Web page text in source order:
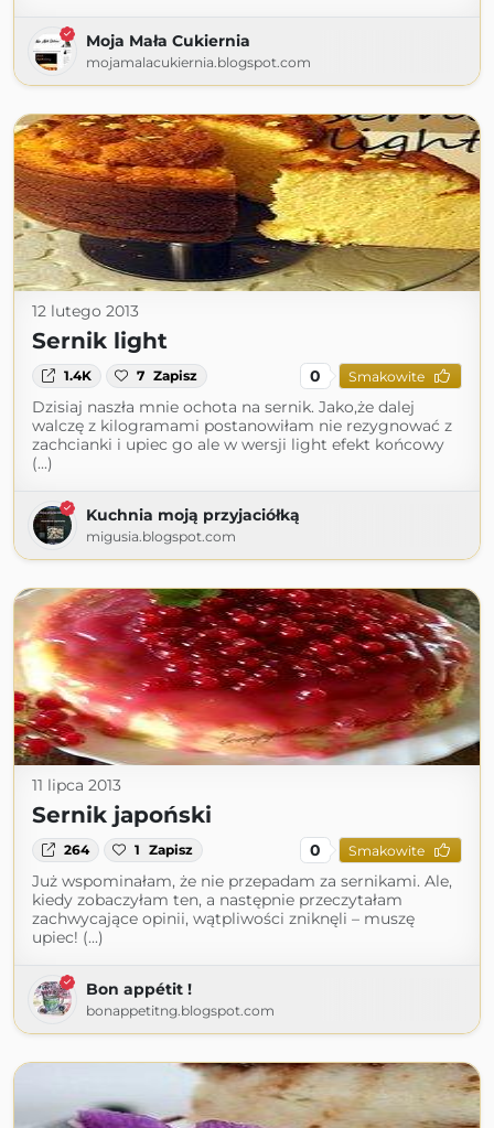
Moja Mała Cukiernia
mojamalacukiernia.blogspot.com
12 lutego 2013
Sernik light
1.4K 7 Zapisz 0 Smakowite
Dzisiaj naszła mnie ochota na sernik. Jako,że dalej
walczę z kilogramami postanowiłam nie rezygnować z
zachcianki i upiec go ale w wersji light efekt końcowy
(...)
Kuchnia moją przyjaciółką
migusia.blogspot.com
11 lipca 2013
Sernik japoński
264 1 Zapisz 0 Smakowite
Już wspominałam, że nie przepadam za sernikami. Ale,
kiedy zobaczyłam ten, a następnie przeczytałam
zachwycające opinii, wątpliwości zniknęli – muszę
upiec! (...)
Bon appétit !
bonappetitng.blogspot.com